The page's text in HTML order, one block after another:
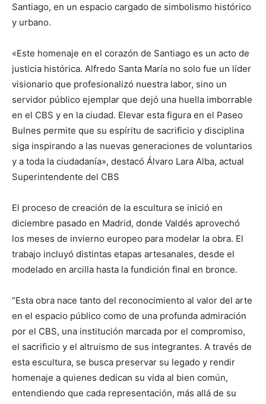
Santiago, en un espacio cargado de simbolismo histórico
y urbano.
«Este homenaje en el corazón de Santiago es un acto de
justicia histórica. Alfredo Santa María no solo fue un líder
visionario que profesionalizó nuestra labor, sino un
servidor público ejemplar que dejó una huella imborrable
en el CBS y en la ciudad. Elevar esta figura en el Paseo
Bulnes permite que su espíritu de sacrificio y disciplina
siga inspirando a las nuevas generaciones de voluntarios
y a toda la ciudadanía», destacó Álvaro Lara Alba, actual
Superintendente del CBS
El proceso de creación de la escultura se inició en
diciembre pasado en Madrid, donde Valdés aprovechó
los meses de invierno europeo para modelar la obra. El
trabajo incluyó distintas etapas artesanales, desde el
modelado en arcilla hasta la fundición final en bronce.
“Esta obra nace tanto del reconocimiento al valor del arte
en el espacio público como de una profunda admiración
por el CBS, una institución marcada por el compromiso,
el sacrificio y el altruismo de sus integrantes. A través de
esta escultura, se busca preservar su legado y rendir
homenaje a quienes dedican su vida al bien común,
entendiendo que cada representación, más allá de su